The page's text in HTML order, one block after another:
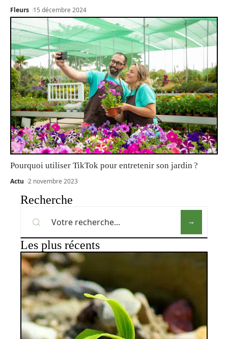
Fleurs 15 décembre 2024
Pourquoi utiliser TikTok pour entretenir son jardin ?
Actu 2 novembre 2023
Recherche
Les plus récents